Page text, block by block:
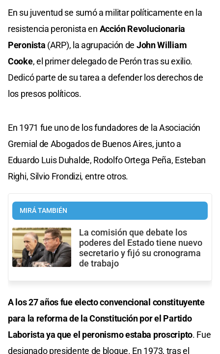
En su juventud se sumó a militar políticamente en la
resistencia peronista en Acción Revolucionaria
Peronista (ARP), la agrupación de John William
Cooke, el primer delegado de Perón tras su exilio.
Dedicó parte de su tarea a defender los derechos de
los presos políticos.
En 1971 fue uno de los fundadores de la Asociación
Gremial de Abogados de Buenos Aires, junto a
Eduardo Luis Duhalde, Rodolfo Ortega Peña, Esteban
Righi, Silvio Frondizi, entre otros.
MIRÁ TAMBIÉN
La comisión que debate los
poderes del Estado tiene nuevo
secretario y fijó su cronograma
de trabajo
A los 27 años fue electo convencional constituyente
para la reforma de la Constitución por el Partido
Laborista ya que el peronismo estaba proscripto. Fue
designado presidente de bloque. En 1973, tras el